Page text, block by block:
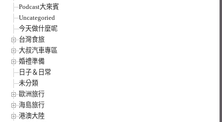
Podcast大來賓
Uncategoried
今天做什麼呢
台灣食旅
大叔汽車專區
婚禮準備
日子＆日常
未分類
歐洲旅行
海島旅行
港澳大陸